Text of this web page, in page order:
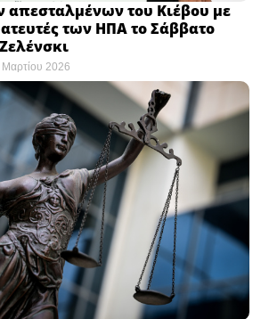
απεσταλμένων του Κιέβου με
των ΗΠΑ το Σάββατο
Μαρτίου 2026